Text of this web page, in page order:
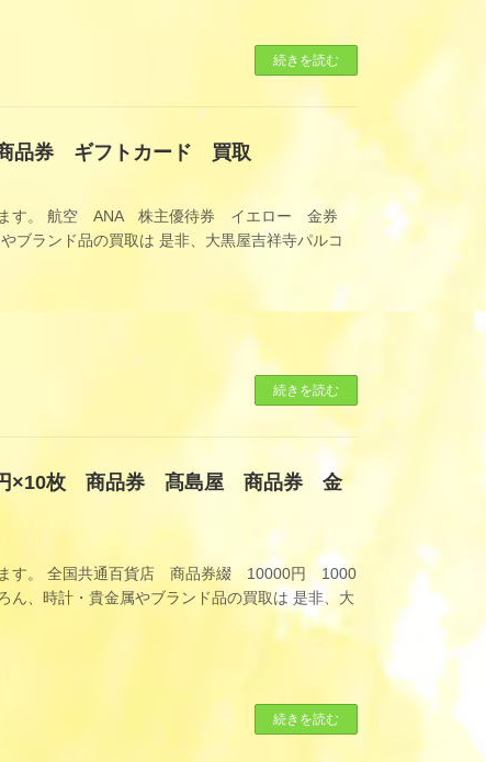
続きを読む
券 ギフトカード 買取
ます。 航空 ANA 株主優待券 イエロー 金券
ランド品の買取は 是非、大黒屋吉祥寺パルコ
続きを読む
×10枚 商品券 髙島屋 商品券 金
ます。 全国共通百貨店 商品券綴 10000円 1000
時計・貴金属やブランド品の買取は 是非、大
続きを読む